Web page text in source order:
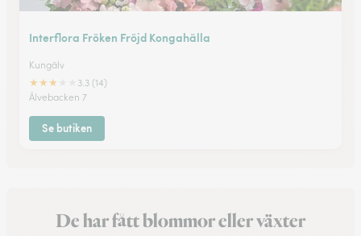
Interflora Fröken Fröjd Kongahälla
Kungälv
★★★
3.3 (14)
Älvebacken 7
Se butiken
De har fått blommor eller växter